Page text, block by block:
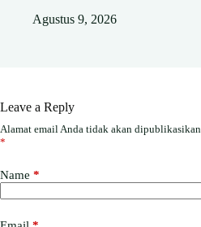
Agustus 9, 2026
Leave a Reply
Alamat email Anda tidak akan dipublikasikan.
*
Name *